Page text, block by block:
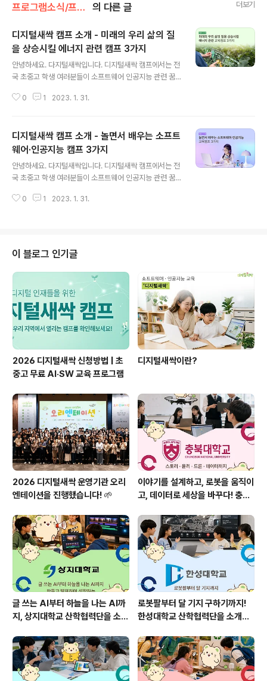
프로그램소식/프로그램 소개 의 다른 글 더보기
디지털새싹 캠프 소개 - 미래의 우리 삶의 질
을 상승시킬 에너지 관련 캠프 3가지
안녕하세요. 다지털새싹입니다. 디지털새싹 캠프에서는 전
국 초중고 학생 여러분들이 소프트웨어 인공지능 관련 꿈
소프트웨어·인공지능 기술을 환경이나 에너지 분야에서도
지의 필요성이 나날이 중요해지고 있는데요. 앞으로 우리
가 살아갈 삶과 직결된 기술인 만큼 학생들에게 에너지나
기후변화 대응 관련 소양이 필요합니다. 소프트웨어·인공
지능 기술로 인류 전체에 긍정적인 영향을 펼칠 수 있는 에
너지, 환경 관련 기술들, 디지털새싹에서 처음 만나보면 어
떨까요? 1. 한양대학교 : SDGs #13 기후변화 대응과 IoT
0 1 2023. 1. 31.
디지털새싹 캠프 소개 - 놀면서 배우는 소프트
웨어·인공지능 캠프 3가지
안녕하세요. 다지털새싹입니다. 디지털새싹 캠프에서는 전
국 초중고 학생 여러분들이 소프트웨어 인공지능 관련 꿈
특히 기술 습득에만 집중하기보다는 학생들이 소프트웨어
즐겁게 참여할 수 있는 캠프들이 아닐까 싶습니다. 오늘은
여러분께 놀면서 소프트웨어·인공지능 기술을 배울 수 있
는 캠프 3가지를 소개합니다. 1. 티엠디교육그룹 : MSW
게임크리에이터 캠프 - 대상 : 중학교 1~3학년 - 유형 : 집
합형 - 장소 : 제주 - 일시 : 23. 02. 13.(월) ~ 23. 02. 1
4.(..
0 1 2023. 1. 31.
이 블로그 인기글
2026 디지털새싹 신청방법 | 초
중고 무료 AI·SW 교육 프로그램
디지털새싹이란?
2026 디지털새싹 운영기관 오리
엔테이션을 진행했습니다! 🌱
이야기를 설계하고, 로봇을 움직이
고, 데이터로 세상을 바꾸다! 충북
🌱
글 쓰는 AI부터 하늘을 나는 AI까
지, 상지대학교 산학협력단을 소개
로봇팔부터 달 기지 구하기까지!
한성대학교 산학협력단을 소개합